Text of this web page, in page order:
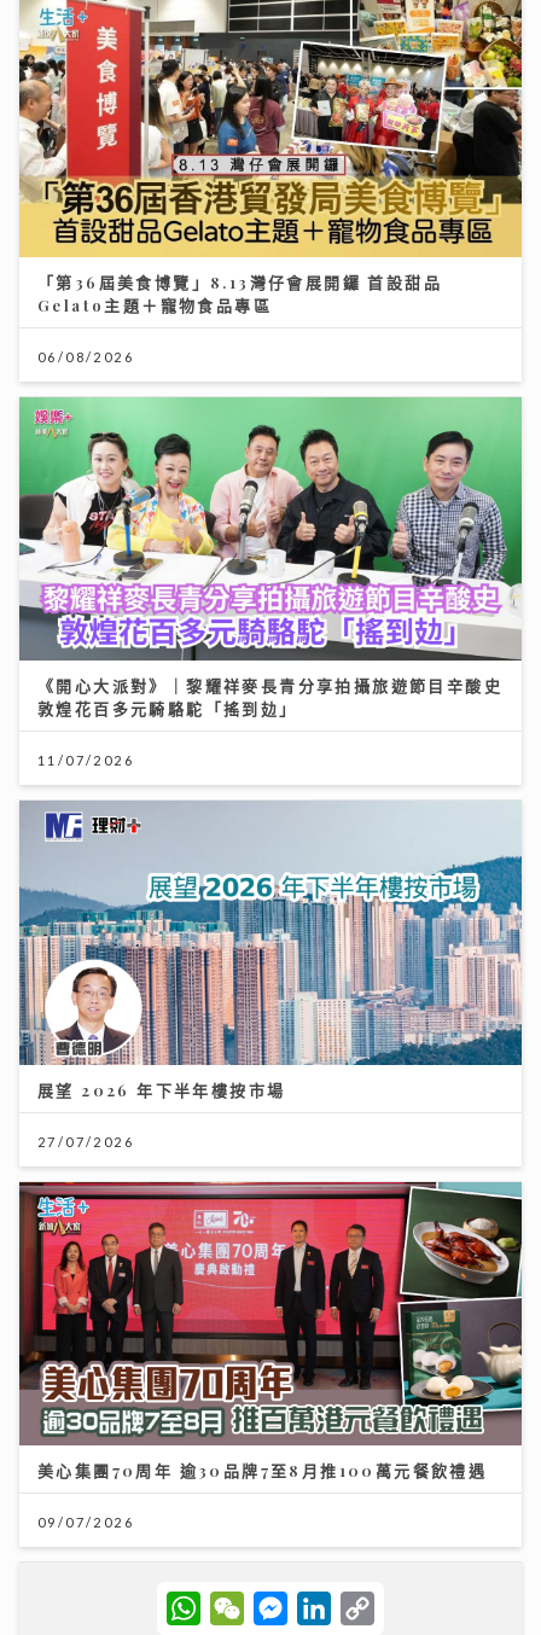
「第36屆美食博覽」8.13灣仔會展開鑼 首設甜品
Gelato主題＋寵物食品專區
06/08/2026
《開心大派對》｜黎耀祥麥長青分享拍攝旅遊節目辛酸史
敦煌花百多元騎駱駝「搖到攰」
11/07/2026
展望 2026 年下半年樓按市場
27/07/2026
美心集團70周年 逾30品牌7至8月推100萬元餐飲禮遇
09/07/2026
W
h
W
e
M
e
L